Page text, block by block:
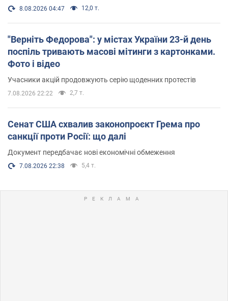
8.08.2026 04:47 12,0 т.
"Верніть Федорова": у містах України 23-й день
поспіль тривають масові мітинги з картонками.
Фото і відео
Учасники акцій продовжують серію щоденних протестів
7.08.2026 22:22 2,7 т.
Сенат США схвалив законопроєкт Грема про
санкції проти Росії: що далі
Документ передбачає нові економічні обмеження
7.08.2026 22:38 5,4 т.